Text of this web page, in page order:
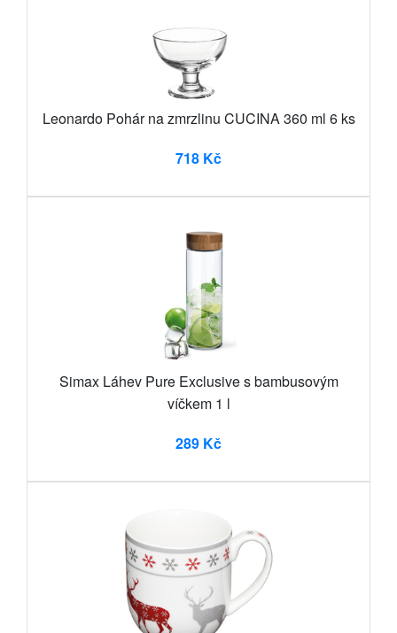
Leonardo Pohár na zmrzlinu CUCINA 360 ml 6 ks
718 Kč
Simax Láhev Pure Exclusive s bambusovým
víčkem 1 l
289 Kč